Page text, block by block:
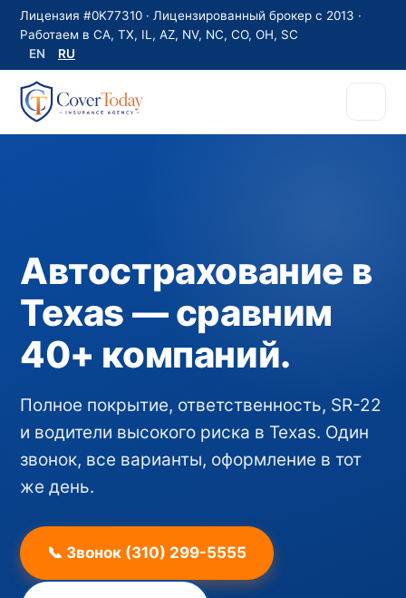
Лицензия #0K77310 · Лицензированный брокер с 2013 ·
Работаем в CA, TX, IL, AZ, NV, NC, CO, OH, SC
EN
RU
Автострахование в
Texas — сравним
40+ компаний.
Полное покрытие, ответственность, SR-22
и водители высокого риска в Texas. Один
звонок, все варианты, оформление в тот
же день.
📞 Звонок (310) 299-5555